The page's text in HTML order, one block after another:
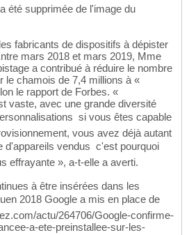
été supprimée de l'image du
fabricants de dispositifs à dépister
mars 2018 et mars 2019, Mme
a contribué à réduire le nombre
le chamois de 7,4 millions à «
le rapport de Forbes. «
vaste, avec une grande diversité
 si vous êtes capable
vous avez déjà autant
vendus  c'est pourquoi
effrayante », a-t-elle a averti.
à être insérées dans les
2018 Google a mis en place de
actu/264706/Google-confirme-
a-ete-preinstallee-sur-les-